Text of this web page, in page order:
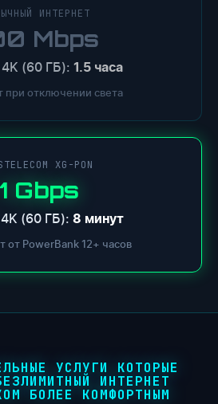
ИНТЕРНЕТ
Mbps
(60 ГБ): 1.5 часа
при отключении света
XG-PON
1 Gbps
(60 ГБ): 8 минут
от PowerBank 12+ часов
УСЛУГИ КОТОРЫЕ
ИНТЕРНЕТ
БОЛЕЕ КОМФОРТНЫМ